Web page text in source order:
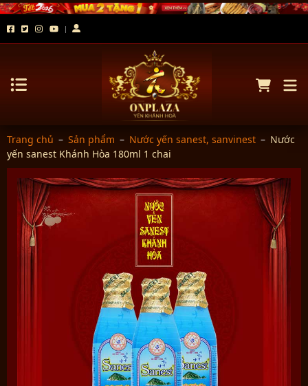
Trang chủ – Sản phẩm – Nước yến sanest, sanvinest – Nước
yến sanest Khánh Hòa 180ml 1 chai